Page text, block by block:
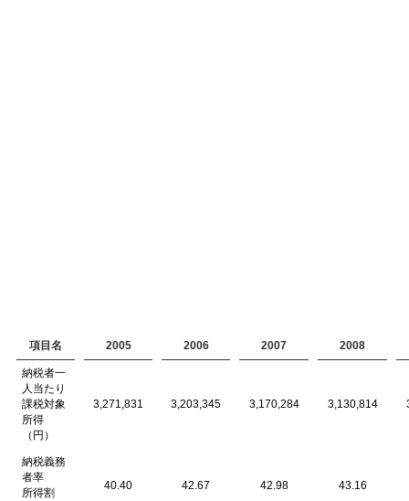
項目名 2005 2006 2007 2008
納税者一
人当たり
課税対象
所得
（円）
3,271,831 3,203,345 3,170,284 3,130,814
納税義務
者率
所得割
40.40 42.67 42.98 43.16